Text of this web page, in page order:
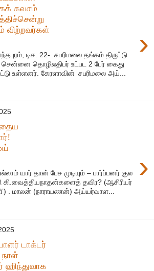
கவசம்
விற்றவர்கள்
›
டிச. 22- சபரிமலை தங்கம் திருட்டு
தொழிலதிபர் உட்பட 2 பேர் கைது
உள்ளனர். கேரளாவின் சபரிமலை அய்...
›
யார் தான் பேச முடியும் – பார்ப்பனர் குல
கி.வைத்தியநாதன்களைத் தவிர? (ஆசிரியர்
. மாலன் (நாராயணன்) அய்யர்வாள...
டாக்டர்
நாள்
ஹிந்துவாக